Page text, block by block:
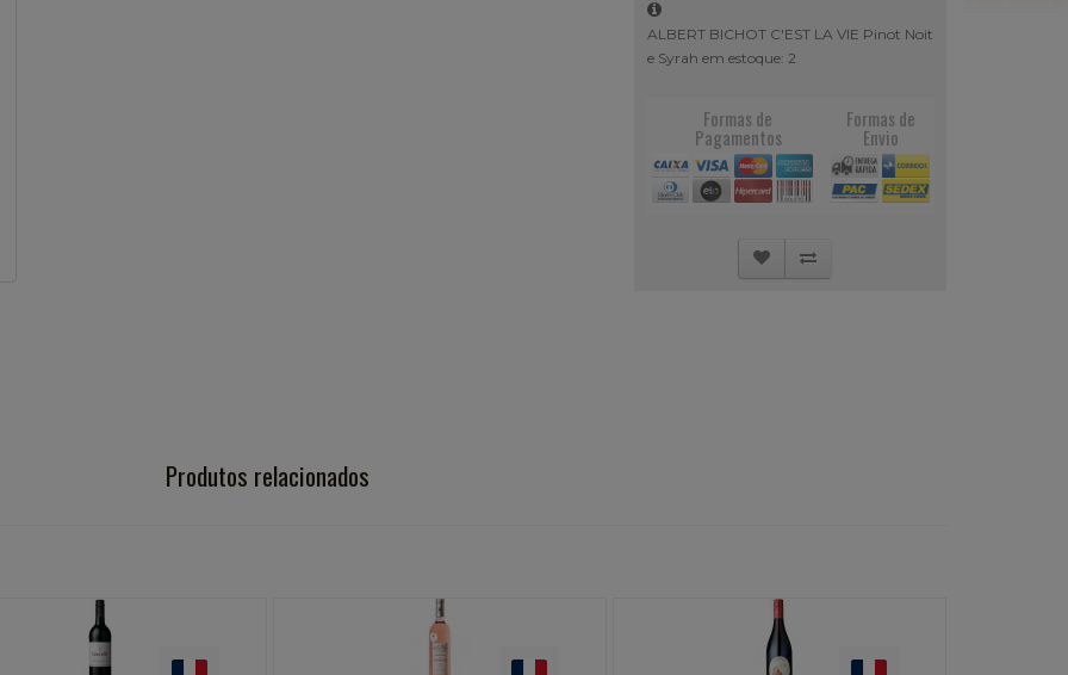
ALBERT BICHOT C'EST LA VIE Pinot Noit
e Syrah em estoque: 2
Formas de
Pagamentos
Formas de
Envio
Produtos relacionados